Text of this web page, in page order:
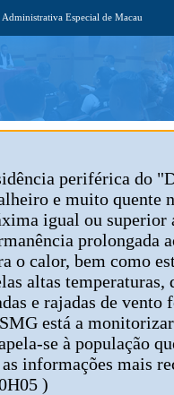
Especial de Macau
periférica do
e muito quente
igual ou superior
prolongada
o calor, bem como
altas temperaturas,
e rajadas de vento
está a
se à população
informações mais
)